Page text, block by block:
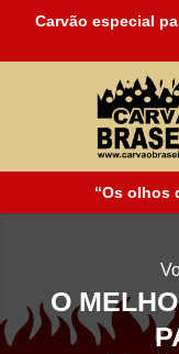
Carvão especial
“Os olhos
O